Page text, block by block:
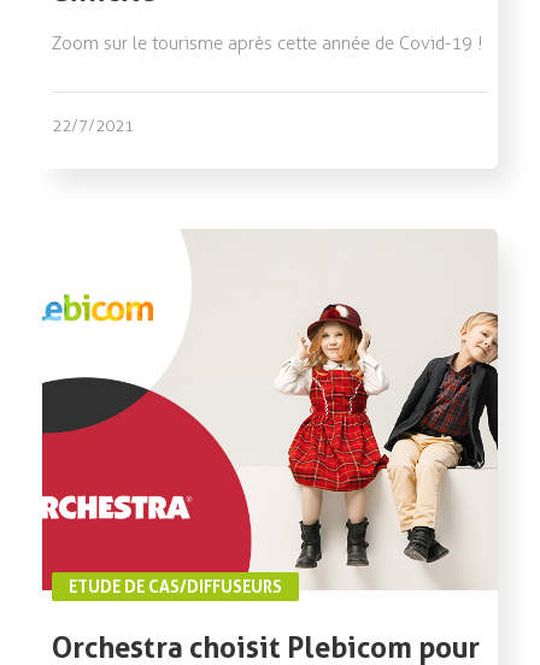
Zoom sur le tourisme après cette année de Covid-19 !
22/7/2021
Orchestra choisit Plebicom pour
ETUDE DE CAS/DIFFUSEURS